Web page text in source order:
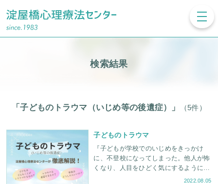
検索結果
「子どものトラウマ（いじめ等の後遺症）」 （5件）
子どものトラウマ
『子どもが学校でのいじめをきっかけ
に、不登校になってしまった。他人が怖
くなり、人目をひどく気にするようにな
った。昔のことを思い出して、今でも苦
2022.08.05